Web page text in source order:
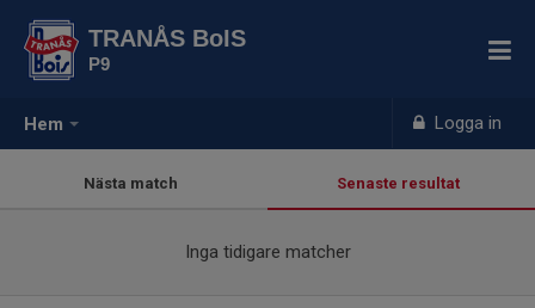
Hem Logga in
TRANÅS BoIS
P9
Nästa match Senaste resultat
Inga tidigare matcher